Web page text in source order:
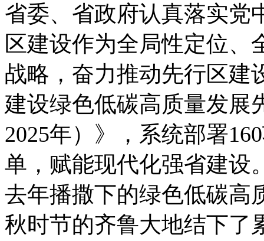
省委、省政府认真落实党
区建设作为全局性定位、
战略，奋力推动先行区建
建设绿色低碳高质量发
2025年）》，系统部署
单，赋能现代化强省建设
去年播撒下的绿色低碳高
秋时节的齐鲁大地结下了